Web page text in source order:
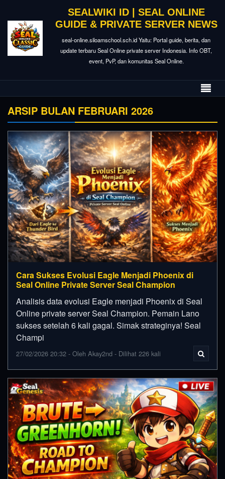
SEALWIKI ID | SEAL ONLINE
GUIDE & PRIVATE SERVER NEWS
seal-online.siloamschool.sch.id Yaitu: Portal guide, berita, dan
update terbaru Seal Online private server Indonesia. Info OBT,
event, PvP, dan komunitas Seal Online.
ARSIP BULAN FEBRUARI 2026
Cara Sukses Evolusi Eagle Menjadi Phoenix di
Seal Online Private Server Seal Champion
Analisis data evolusi Eagle menjadi Phoenix di Seal
Online private server Seal Champion. Pemain Lano
sukses setelah 6 kali gagal. Simak strateginya! Seal
Champi
27/02/2026 20:32 - Oleh Akay2nd - Dilihat 226 kali